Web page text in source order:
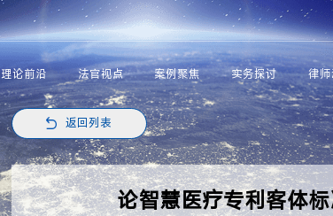
理论前沿 法官视点 案例聚焦 实务探讨 律
返回列表
论智慧医疗专利客体